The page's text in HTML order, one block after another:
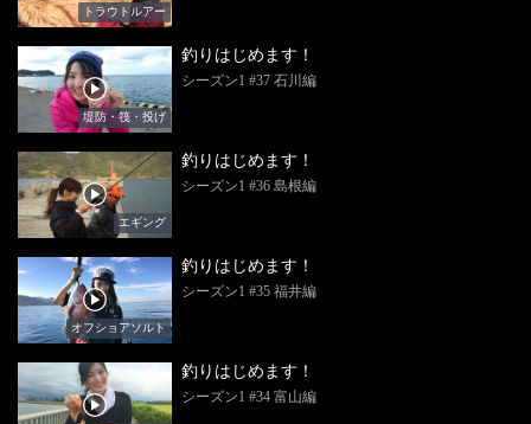
トラウトルアー
堤防・筏・投げ
釣りはじめます！
シーズン1 #37 石川編
エギング
釣りはじめます！
シーズン1 #36 島根編
オフショアソルト
釣りはじめます！
シーズン1 #35 福井編
釣りはじめます！
シーズン1 #34 富山編